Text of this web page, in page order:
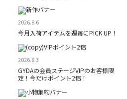
2026.8.6
今月入荷アイテムを週毎にPICK UP！
2026.8.3
GYDAの会員ステージVIPのお客様限
定！今だけポイント2倍！